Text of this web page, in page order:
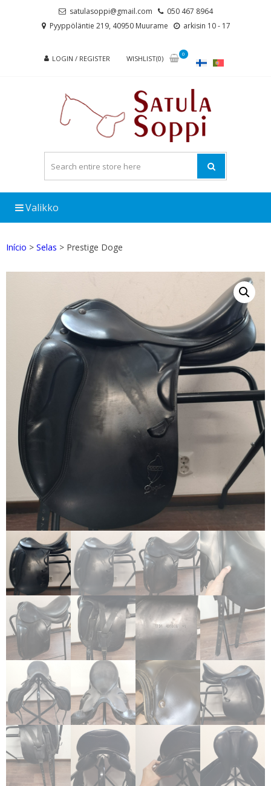
satulasoppi@gmail.com
050 467 8964
Pyyppöläntie 219, 40950 Muurame
arkisin 10 - 17
LOGIN / REGISTER WISHLIST(0)
0
Valikko
Início > Selas > Prestige Doge